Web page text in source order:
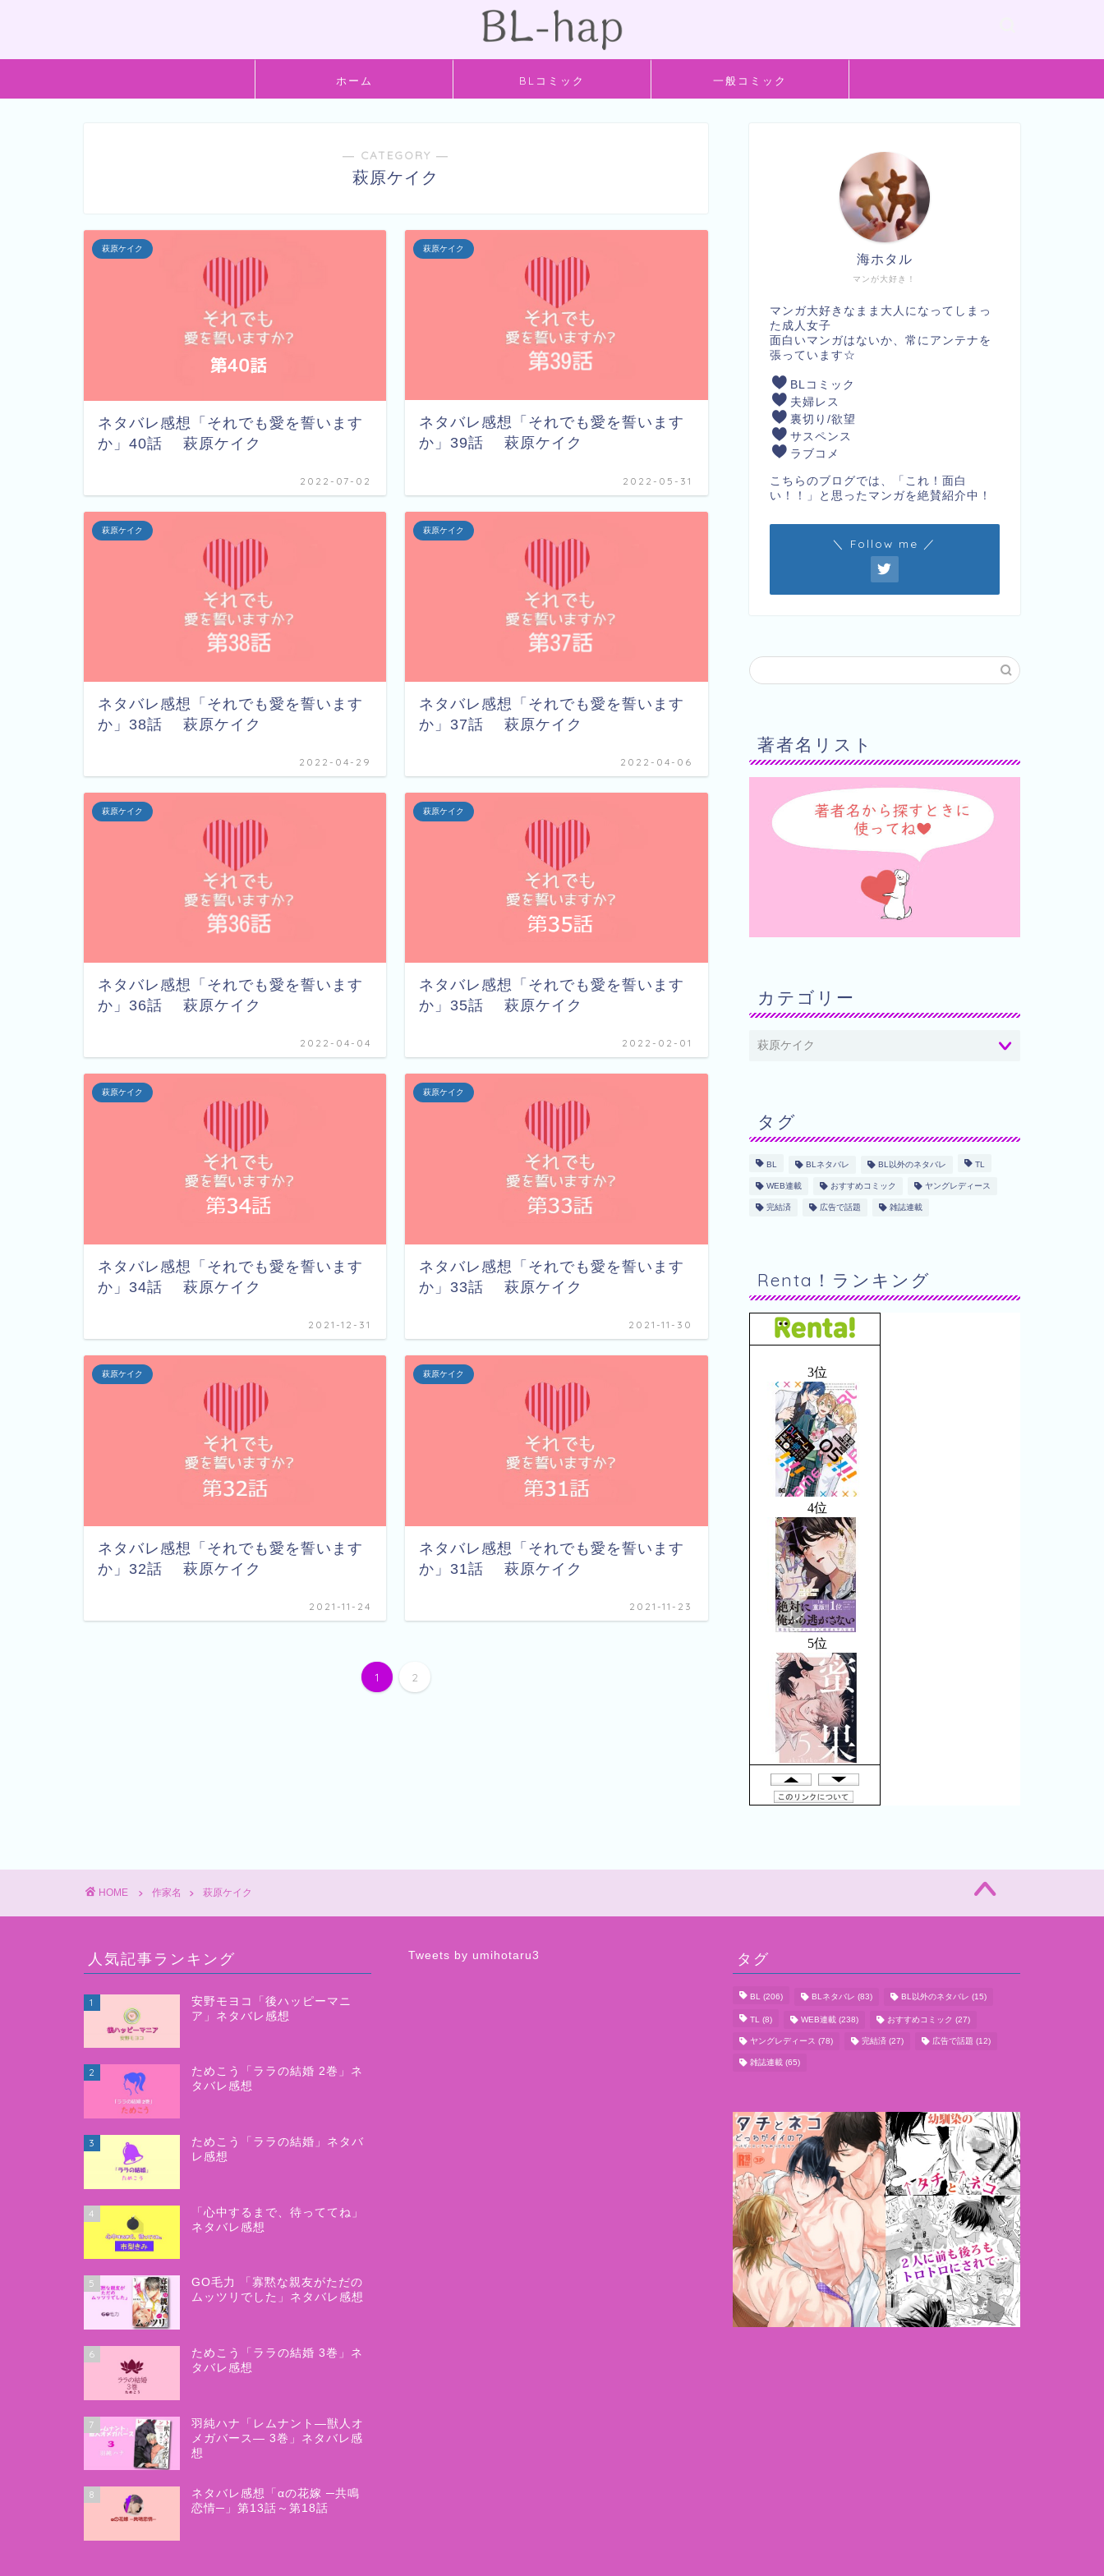
ホーム BLコミック 一般コミック
― CATEGORY ―
萩原ケイク
萩原ケイク
ネタバレ感想「それでも愛を誓います
か」40話 萩原ケイク
2022-07-02
萩原ケイク
ネタバレ感想「それでも愛を誓います
か」39話 萩原ケイク
2022-05-31
萩原ケイク
ネタバレ感想「それでも愛を誓います
か」38話 萩原ケイク
2022-04-29
萩原ケイク
ネタバレ感想「それでも愛を誓います
か」37話 萩原ケイク
2022-04-06
萩原ケイク
ネタバレ感想「それでも愛を誓います
か」36話 萩原ケイク
2022-04-04
萩原ケイク
ネタバレ感想「それでも愛を誓います
か」35話 萩原ケイク
2022-02-01
萩原ケイク
ネタバレ感想「それでも愛を誓います
か」34話 萩原ケイク
2021-12-31
萩原ケイク
ネタバレ感想「それでも愛を誓います
か」33話 萩原ケイク
2021-11-30
萩原ケイク
ネタバレ感想「それでも愛を誓います
か」32話 萩原ケイク
2021-11-24
萩原ケイク
ネタバレ感想「それでも愛を誓います
か」31話 萩原ケイク
2021-11-23
1 2
マンが大好き！
海ホタル
マンガ大好きなまま大人になってしまっ
た成人女子
面白いマンガはないか、常にアンテナを
張っています☆
BLコミック
夫婦レス
裏切り/欲望
サスペンス
ラブコメ
こちらのブログでは、「これ！面白
い！！」と思ったマンガを絶賛紹介中！
＼ Follow me ／
著者名リスト
カテゴリー
タグ
BL BLネタバレ BL以外のネタバレ TL
WEB連載 おすすめコミック ヤングレディース
完結済 広告で話題 雑誌連載
Renta！ランキング
HOME 作家名 萩原ケイク
人気記事ランキング
1
安野モヨコ「後ハッピーマニ
ア」ネタバレ感想
2
ためこう「ララの結婚 2巻」ネ
タバレ感想
3
ためこう「ララの結婚」ネタバ
レ感想
4
「心中するまで、待っててね」
ネタバレ感想
5
GO毛力 「寡黙な親友がただの
ムッツリでした」ネタバレ感想
6
ためこう「ララの結婚 3巻」ネ
タバレ感想
7
羽純ハナ「レムナント―獣人オ
メガバース― 3巻」ネタバレ感
想
8
ネタバレ感想「αの花嫁 ─共鳴
恋情─」第13話～第18話
Tweets by umihotaru3 タグ
BL (206) BLネタバレ (83) BL以外のネタバレ (15)
TL (8) WEB連載 (238) おすすめコミック (27)
ヤングレディース (78) 完結済 (27) 広告で話題 (12)
雑誌連載 (65)